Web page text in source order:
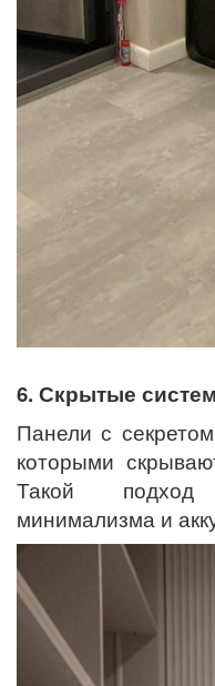
6. Скрытые
Панели с
которыми
Такой
минимализма и